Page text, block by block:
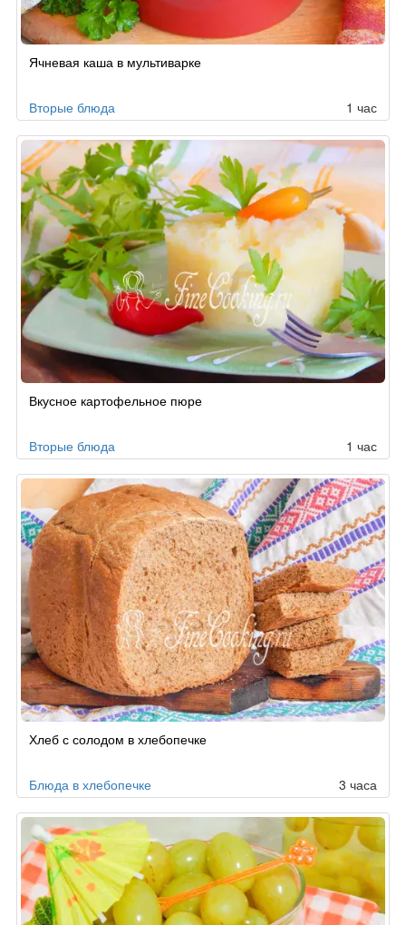
Ячневая каша в мультиварке
Вторые блюда 1 час
Вкусное картофельное пюре
Вторые блюда 1 час
Хлеб с солодом в хлебопечке
Блюда в хлебопечке 3 часа